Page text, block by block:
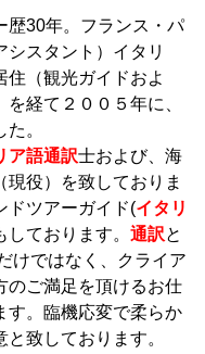
歴30年。フランス・パ
シスタント）イタリ
住（観光ガイドおよ
を経て２００５年に、
。
ア語通訳士および、海
役）を致しておりま
ドツアーガイド(イタリ
ております。 通訳と
けではなく、クライア
のご満足を頂けるお仕
す。臨機応変で柔らか
致しております。